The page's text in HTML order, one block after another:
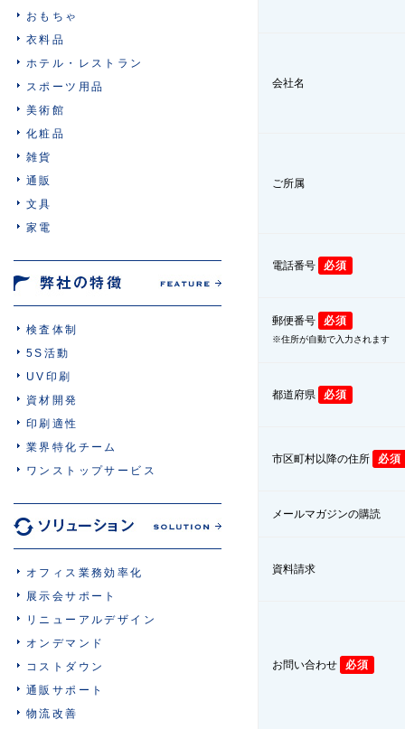
おもちゃ
衣料品
ホテル・レストラン
スポーツ用品
美術館
化粧品
雑貨
通販
文具
家電
検査体制
5S活動
UV印刷
資材開発
印刷適性
業界特化チーム
ワンストップサービス
オフィス業務効率化
展示会サポート
リニューアルデザイン
オンデマンド
コストダウン
通販サポート
物流改善
会社名
ご所属
電話番号 必須
郵便番号 必須
※住所が自動で入力されます
都道府県 必須
市区町村以降の住所 必須
メールマガジンの購読
資料請求
お問い合わせ 必須